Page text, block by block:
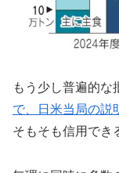
もう少し普遍的な
で、日米当局の説
そもそも信用でき